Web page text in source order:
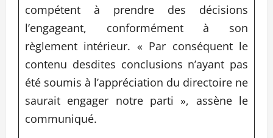
compétent à prendre des décisions
l’engageant, conformément à son
règlement intérieur. « Par conséquent le
contenu desdites conclusions n’ayant pas
été soumis à l’appréciation du directoire ne
saurait engager notre parti », assène le
communiqué.